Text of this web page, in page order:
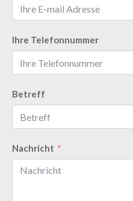
Ihre Telefonnummer
Betreff
Nachricht